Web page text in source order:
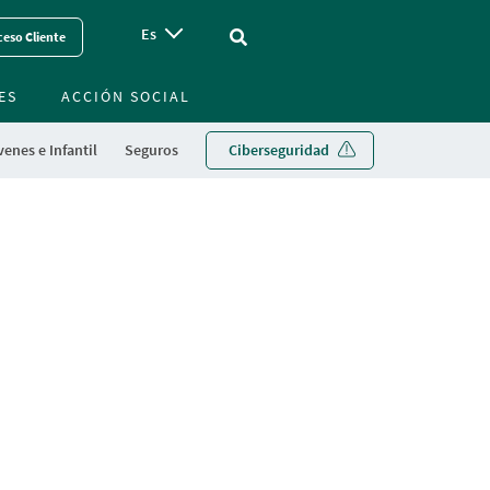
Cliente Es Vinculo - Buscar en la web
e Infantil Seguros Ciberseguridad
ACCIÓN SOCIAL